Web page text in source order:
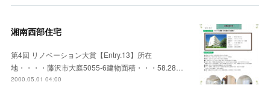
湘南西部住宅
第4回 リノベーション大賞【Entry.13】所在
地・・・・藤沢市大庭5055-6建物面積・・・58.28…
2000.05.01 04:00